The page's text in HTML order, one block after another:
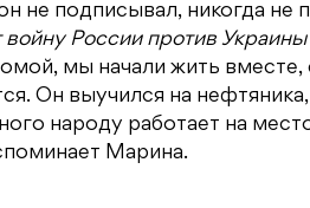
не подписывал, никогда
войну России против
мы начали жить
Он выучился на
народу работает на
Марина.